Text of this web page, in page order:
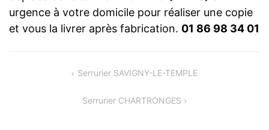
urgence à votre domicile pour réaliser une copie
et vous la livrer après fabrication. 01 86 98 34 01
NAVIGATIONSerrurier SAVIGNY-LE-TEMPLE
Serrurier CHARTRONGES